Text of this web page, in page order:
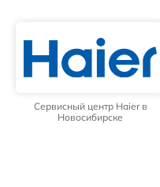
Сервисный центр Haier в
Новосибирске